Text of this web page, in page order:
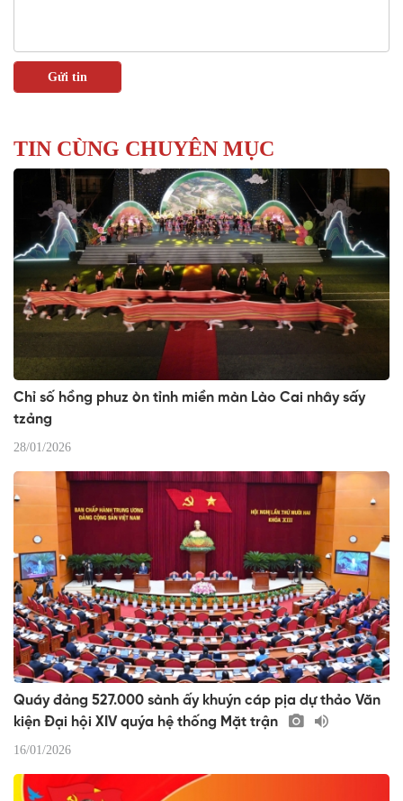
TIN CÙNG CHUYÊN MỤC
Chỉ số hồng phuz òn tỉnh miền màn Lào Cai nhây sấy
tzảng
28/01/2026
Quáy đảng 527.000 sành ấy khuýn cáp pịa dự thảo Văn
kiện Đại hội XIV quýa hệ thống Mặt trận
16/01/2026